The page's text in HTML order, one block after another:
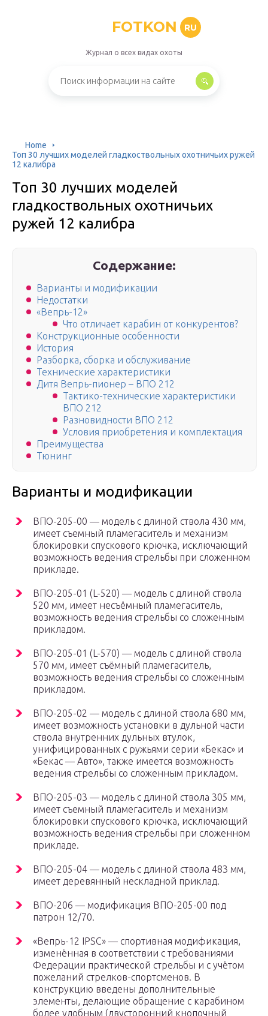
FOTKON RU
Журнал о всех видах охоты
Home
Топ 30 лучших моделей гладкоствольных охотничьих ружей
12 калибра
Топ 30 лучших моделей
гладкоствольных охотничьих
ружей 12 калибра
Содержание:
Варианты и модификации
Недостатки
«Вепрь-12»
Что отличает карабин от конкурентов?
Конструкционные особенности
История
Разборка, сборка и обслуживание
Технические характеристики
Дитя Вепрь-пионер – ВПО 212
Тактико-технические характеристики
ВПО 212
Разновидности ВПО 212
Условия приобретения и комплектация
Преимущества
Тюнинг
Варианты и модификации
ВПО-205-00 — модель с длиной ствола 430 мм,
имеет съемный пламегаситель и механизм
блокировки спускового крючка, исключающий
возможность ведения стрельбы при сложенном
прикладе.
ВПО-205-01 (L-520) — модель с длиной ствола
520 мм, имеет несъёмный пламегаситель,
возможность ведения стрельбы со сложенным
прикладом.
ВПО-205-01 (L-570) — модель с длиной ствола
570 мм, имеет съёмный пламегаситель,
возможность ведения стрельбы со сложенным
прикладом.
ВПО-205-02 — модель с длиной ствола 680 мм,
имеет возможность установки в дульной части
ствола внутренних дульных втулок,
унифицированных с ружьями серии «Бекас» и
«Бекас — Авто», также имеется возможность
ведения стрельбы со сложенным прикладом.
ВПО-205-03 — модель с длиной ствола 305 мм,
имеет съемный пламегаситель и механизм
блокировки спускового крючка, исключающий
возможность ведения стрельбы при сложенном
прикладе.
ВПО-205-04 — модель с длиной ствола 483 мм,
имеет деревянный нескладной приклад.
ВПО-206 — модификация ВПО-205-00 под
патрон 12/70.
«Вепрь-12 IPSC» — спортивная модификация,
изменённая в соответствии с требованиями
Федерации практической стрельбы и с учётом
пожеланий стрелков-спортсменов. В
конструкцию введены дополнительные
элементы, делающие обращение с карабином
более удобным (двусторонний кнопочный